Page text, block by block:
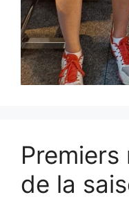
Premiers
de la